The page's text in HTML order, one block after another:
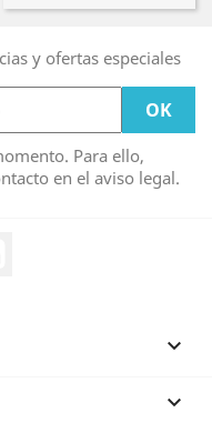
y ofertas especiales
Para ello,
en el aviso legal.

